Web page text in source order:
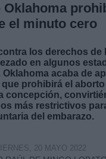
Oklahoma
el minuto cero
los derechos de
en algunos
acaba de
prohibirá el aborto
concepción,
más restrictivos
del embarazo.
20 MAYO 2022